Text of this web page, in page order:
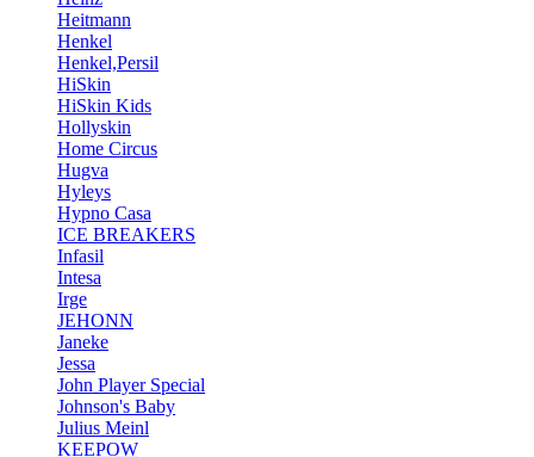
Heitmann
Henkel
Henkel,Persil
HiSkin
HiSkin Kids
Hollyskin
Home Circus
Hugva
Hyleys
Hypno Casa
ICE BREAKERS
Infasil
Intesa
Irge
JEHONN
Janeke
Jessa
John Player Special
Johnson's Baby
Julius Meinl
KEEPOW